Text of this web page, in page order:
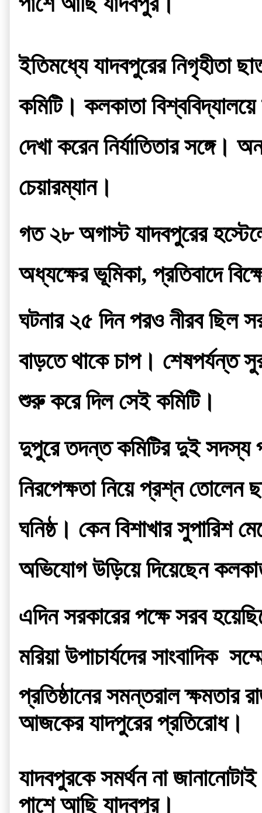
ইতিমধ্যে যাদবপুরের নিগৃহীতা
কমিটি। কলকাতা
দেখা করেন নির্যাতিতার সঙ্গে।
চেয়ারম্যান।
গত ২৮ অগাস্ট যাদবপুরের
অধ্যক্ষের ভূমিকা, প্রতিবাদে
ঘটনার ২৫ দিন পরও নীরব ছিল
বাড়তে থাকে চাপ। শেষপর্যন্ত
শুরু করে দিল সেই কমিটি।
দুপুরে তদন্ত কমিটির দুই সদস্য
নিরপেক্ষতা নিয়ে প্রশ্ন
ঘনিষ্ঠ। কেন বিশাখার সুপারিশ
অভিযোগ উড়িয়ে দিয়েছেন
এদিন সরকারের পক্ষে সরব
মরিয়া উপাচার্যদের সাংবাদিক
প্রতিষ্ঠানের সমন্তরাল ক্ষমতার
আজকের যাদপুরের প্রতিরোধ।
যাদবপুরকে সমর্থন না
পাশে আছি যাদবপুর।